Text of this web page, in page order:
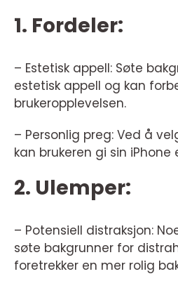
1. Fordeler:
– Estetisk appell: Søte
estetisk appell og kan
brukeropplevelsen.
– Personlig preg: Ved å
kan brukeren gi sin
2. Ulemper:
– Potensiell distraksjon:
søte bakgrunner for
foretrekker en mer rolig